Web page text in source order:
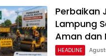
Perbaikan
Lampung
Aman dan
HEADLINE